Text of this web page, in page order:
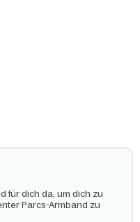
für dich da, um dich zu
Parcs-Armband zu